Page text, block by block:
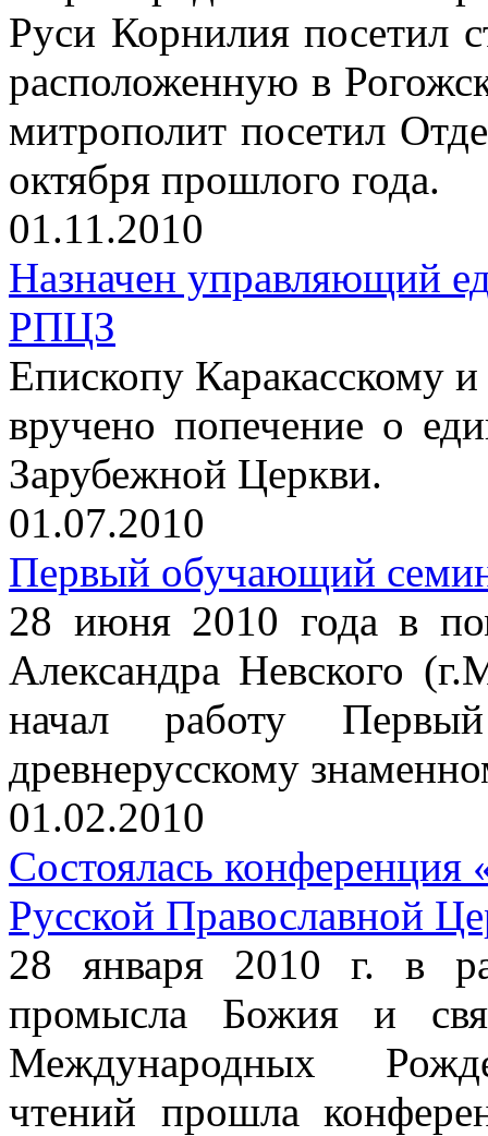
Руси Корнилия посетил
расположенную в
митрополит посетил
октября прошлого года.
01.11.2010
Назначен управляющий
РПЦЗ
Епископу
вручено попечение о
Зарубежной Церкви.
01.07.2010
Первый обучающий
28 июня 2010 года в
Александра Невского
начал работу
древнерусскому
01.02.2010
Состоялась
Русской Православной
28 января 2010 г. в
промысла Божия и
Международных
чтений прошла